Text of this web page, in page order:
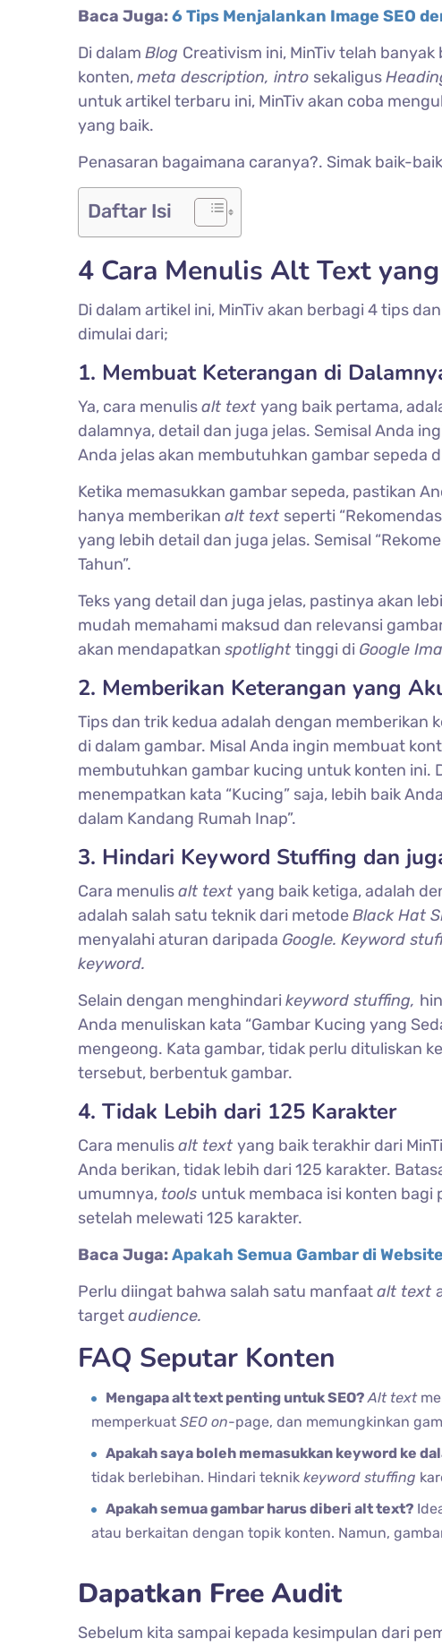
Baca Juga:6 Tips Menjalankan Image SEO
Di dalam Blog Creativism ini, MinTiv telah
konten,meta description, intro sekaligus
untuk artikel terbaru ini, MinTiv akan coba
yang baik.
Penasaran bagaimana caranya?. Simak baik-
Daftar Isi
4 Cara Menulis Alt Text
Di dalam artikel ini, MinTiv akan berbagi 4 tips
dimulai dari;
1. Membuat Keterangan di
Ya, cara menulisalt text yang baik pertama,
dalamnya, detail dan juga jelas. Semisal Anda
Anda jelas akan membutuhkan gambar sepeda
Ketika memasukkan gambar sepeda, pastikan
hanya memberikan alt text seperti
yang lebih detail dan juga jelas. Semisal
Tahun”.
Teks yang detail dan juga jelas, pastinya akan
mudah memahami maksud dan relevansi
akan mendapatkan spotlight tinggi di Google
2. Memberikan Keterangan yang
Tips dan trik kedua adalah dengan memberikan
di dalam gambar. Misal Anda ingin membuat
membutuhkan gambar kucing untuk konten ini.
menempatkan kata “Kucing” saja, lebih baik
dalam Kandang Rumah Inap”.
3. Hindari Keyword Stuffing dan
Cara menulisalt text yang baik ketiga, adalah
adalah salah satu teknik dari metodeBlack Hat
menyalahi aturan daripada Google. Keyword
keyword.
Selain dengan menghindari keyword stuffing,
Anda menuliskan kata “Gambar Kucing yang
mengeong. Kata gambar, tidak perlu dituliskan
tersebut, berbentuk gambar.
4. Tidak Lebih dari 125 Karakter
Cara menulisalt text yang baik terakhir dari
Anda berikan, tidak lebih dari 125 karakter.
umumnya, tools untuk membaca isi konten
setelah melewati 125 karakter.
Baca Juga:Apakah Semua Gambar di
Perlu diingat bahwa salah satu manfaatalt text
targetaudience.
FAQ Seputar Konten
Mengapa alt text penting untuk SEO?Alt text
memperkuat SEO on-page, dan memungkinkan
Apakah saya boleh memasukkan keyword ke
tidak berlebihan. Hindari teknik keyword stuffing
Apakah semua gambar harus diberi alt text?
atau berkaitan dengan topik konten. Namun,
Dapatkan Free Audit
Sebelum kita sampai kepada kesimpulan dari